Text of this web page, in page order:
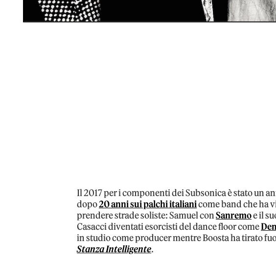
Il 2017 per i componenti dei Subsonica è stato un
dopo20 anni sui palchi italianicome band che ha
prendere strade soliste: Samuel conSanremoe il
Casacci diventati esorcisti del dance floor come
in studio come producer mentre Boosta ha tirato
Stanza Intelligente.